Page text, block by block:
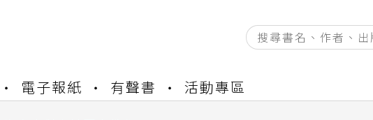
電子報紙 有聲書 活動專區
開通申請